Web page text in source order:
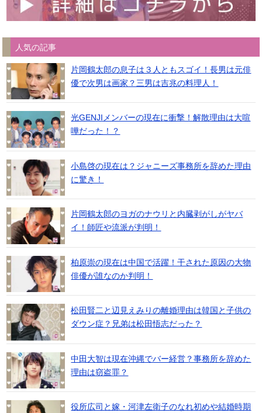
人気の記事
片岡鶴太郎の息子は３人ともスゴイ！長男は元俳
優で次男は画家？三男は吉兆の料理人！
光GENJIメンバーの現在に衝撃！解散理由は大喧
嘩だった！？
小島啓の現在は？ジャニーズ事務所を辞めた理由
に驚き！
片岡鶴太郎のヨガのナウリと内臓剥がしがヤバ
イ！師匠や流派が判明！
柏原崇の現在は中国で活躍！干された原因の大物
俳優が誰なのか判明！
松田賢二と辺見えみりの離婚理由は韓国と子供の
ダウン症？兄弟は松田悟志だった？
中田大智は現在沖縄でバー経営？事務所を辞めた
理由は窃盗罪？
役所広司と嫁・河津左衛子のなれ初めや結婚時期